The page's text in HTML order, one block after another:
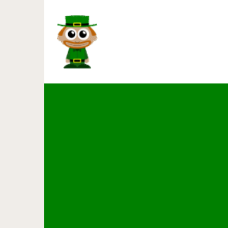
Самые забавные собаки